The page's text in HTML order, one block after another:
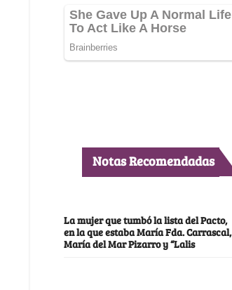
Notas Recomendadas
La mujer que tumbó la lista del Pacto,
en la que estaba María Fda. Carrascal,
María del Mar Pizarro y “Lalis